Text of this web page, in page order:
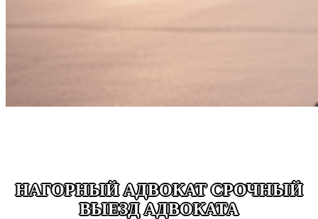
НАГОРНЫЙ АДВОКАТ СРОЧНЫЙ
ВЫЕЗД АДВОКАТА